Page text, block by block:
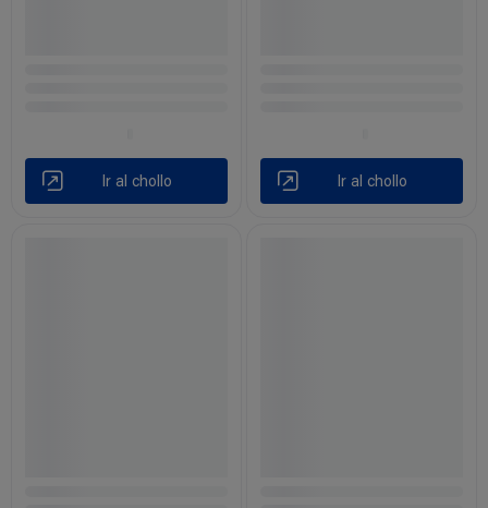
Ir al chollo Ir al chollo